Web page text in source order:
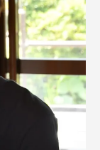
教職員向け情報